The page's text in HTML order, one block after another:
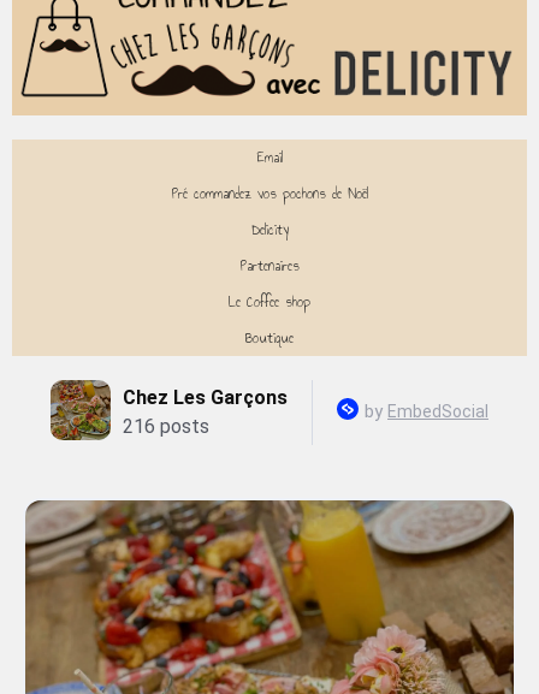
Email
Pré commandez vos pochons de Noël
Delicity
Partenaires
Le Coffee shop
Boutique